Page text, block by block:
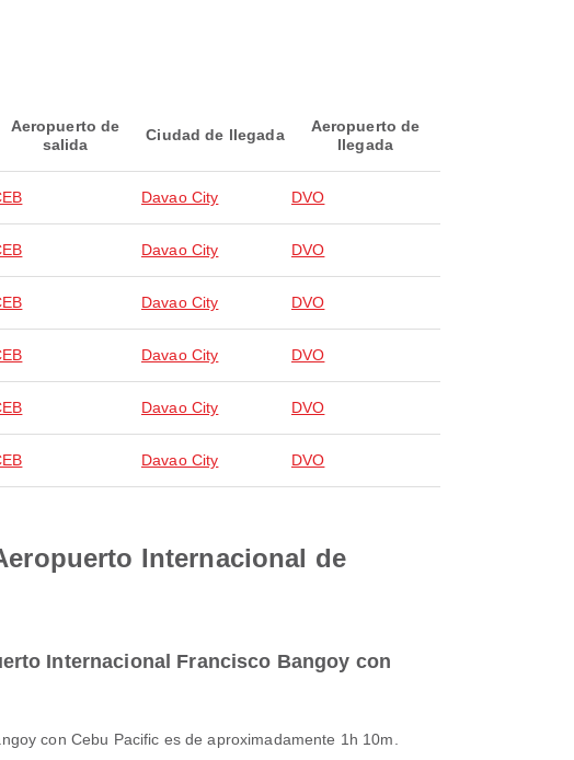
Aeropuerto de
salida
Ciudad de llegada
Aeropuerto de
llegada
Davao City DVO
Davao City DVO
Davao City DVO
Davao City DVO
Davao City DVO
Davao City DVO
Internacional de
Internacional Francisco Bangoy con
con Cebu Pacific es de aproximadamente 1h 10m.